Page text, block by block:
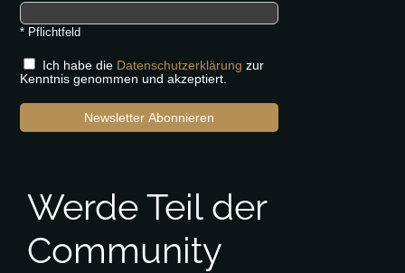
* Pflichtfeld
Ich habe die Datenschutzerklärung zur
Kenntnis genommen und akzeptiert.
Newsletter Abonnieren
Werde Teil der
Community